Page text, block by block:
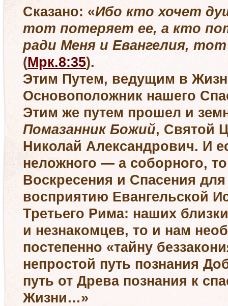
Сказано: «Ибо кто хочет
тот потеряет ее, а кто
ради Меня и Евангелия,
(Мрк.8:35).
Этим Путем, ведущим в
Основоположник нашего
Этим же путем прошел и
Помазанник Божий, Святой
Николай Александрович. И
неложного — а соборного,
Воскресения и Спасения
восприятию Евангельской
Третьего Рима: наших
и незнакомцев, то и нам
постепенно «тайну
непростой путь познания
путь от Древа познания к
Жизни…»